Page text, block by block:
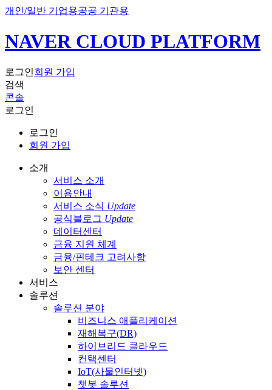
개인/일반 기업용공공 기관용
NAVER CLOUD PLATFORM
로그인회원 가입
검색
콘솔
로그인
로그인
회원 가입
소개
서비스 소개
이용안내
서비스 소식 Update
공식블로그 Update
데이터센터
금융 지원 체계
금융/핀테크 고려사항
보안 센터
서비스
솔루션
솔루션 분야
비즈니스 애플리케이션
재해복구(DR)
하이브리드 클라우드
컨택센터
IoT(사물인터넷)
챗봇 솔루션